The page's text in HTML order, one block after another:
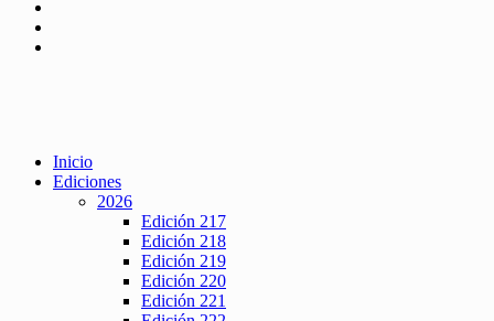
Inicio
Ediciones
2026
Edición 217
Edición 218
Edición 219
Edición 220
Edición 221